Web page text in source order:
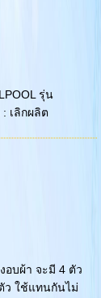
รุ่น
: เลิกผลิต
อบผ้า จะมี 4 ตัว
ว ใช้แทนกันไม่